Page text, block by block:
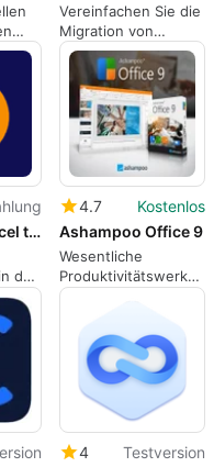
Vereinfachen Sie die
Migration von
Amazon S3 zu
SharePoint ohne
Datenverlust.
BitRecover Excel to CSV Converter
das
4.7
Kostenlos
Ashampoo Office 9
Wesentliche
für Ihre täglichen
4
Testversion